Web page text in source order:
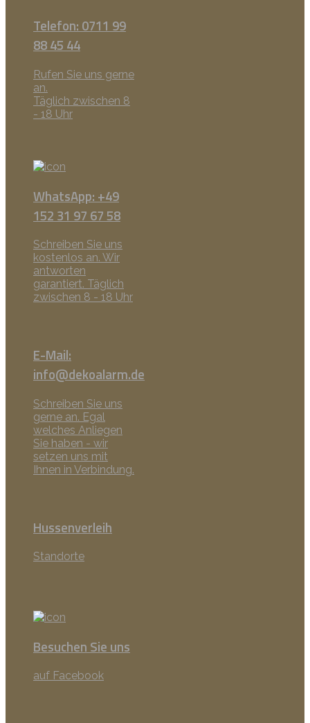
Telefon: 0711 99
88 45 44
Rufen Sie uns gerne
an.
Täglich zwischen 8
- 18 Uhr
WhatsApp: +49
152 31 97 67 58
Schreiben Sie uns
kostenlos an. Wir
antworten
garantiert. Täglich
zwischen 8 - 18 Uhr
E-Mail:
info@dekoalarm.de
Schreiben Sie uns
gerne an. Egal
welches Anliegen
Sie haben - wir
setzen uns mit
Ihnen in Verbindung.
Hussenverleih
Standorte
Besuchen Sie uns
auf Facebook